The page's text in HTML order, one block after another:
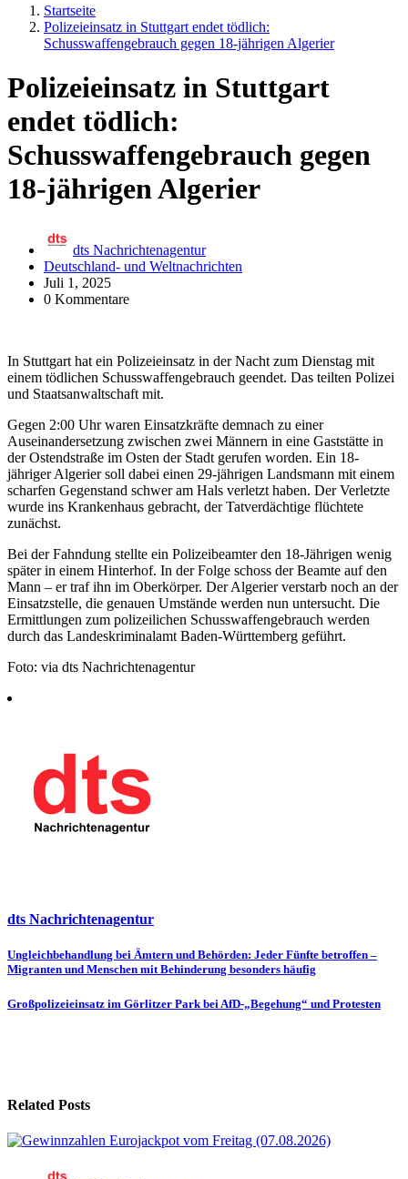
Startseite
Polizeieinsatz in Stuttgart endet tödlich:
Schusswaffengebrauch gegen 18-jährigen Algerier
Polizeieinsatz in Stuttgart
endet tödlich:
Schusswaffengebrauch gegen
18-jährigen Algerier
dts Nachrichtenagentur
Deutschland- und Weltnachrichten
Juli 1, 2025
0 Kommentare
In Stuttgart hat ein Polizeieinsatz in der Nacht zum Dienstag mit
einem tödlichen Schusswaffengebrauch geendet. Das teilten Polizei
und Staatsanwaltschaft mit.
Gegen 2:00 Uhr waren Einsatzkräfte demnach zu einer
Auseinandersetzung zwischen zwei Männern in eine Gaststätte in
der Ostendstraße im Osten der Stadt gerufen worden. Ein 18-
jähriger Algerier soll dabei einen 29-jährigen Landsmann mit einem
scharfen Gegenstand schwer am Hals verletzt haben. Der Verletzte
wurde ins Krankenhaus gebracht, der Tatverdächtige flüchtete
zunächst.
Bei der Fahndung stellte ein Polizeibeamter den 18-Jährigen wenig
später in einem Hinterhof. In der Folge schoss der Beamte auf den
Mann – er traf ihn im Oberkörper. Der Algerier verstarb noch an der
Einsatzstelle, die genauen Umstände werden nun untersucht. Die
Ermittlungen zum polizeilichen Schusswaffengebrauch werden
durch das Landeskriminalamt Baden-Württemberg geführt.
Foto: via dts Nachrichtenagentur
dts Nachrichtenagentur
Beitragsnavigation
Ungleichbehandlung bei Ämtern und Behörden: Jeder Fünfte betroffen –
Migranten und Menschen mit Behinderung besonders häufig
Großpolizeieinsatz im Görlitzer Park bei AfD-„Begehung“ und Protesten
Related Posts